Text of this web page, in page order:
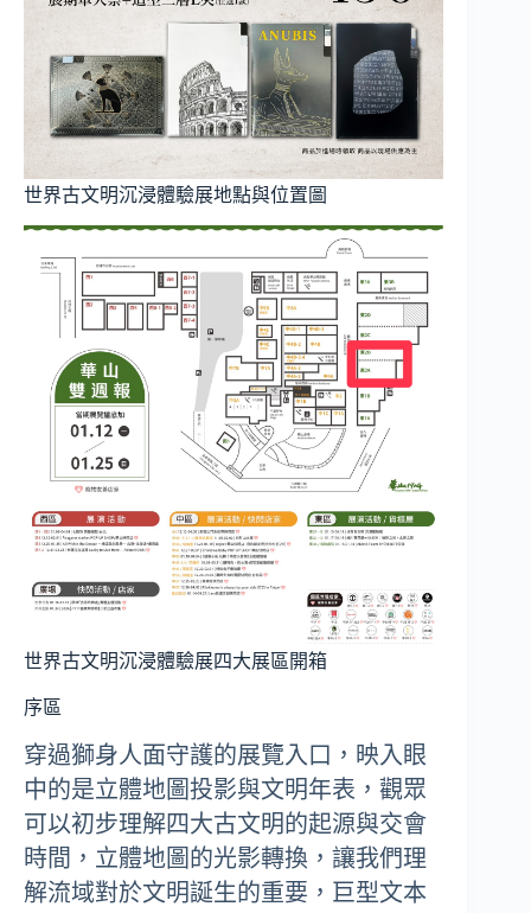
世界古文明沉浸體驗展地點與位置圖
世界古文明沉浸體驗展四大展區開箱
序區
穿過獅身人面守護的展覽入口，映入眼
中的是立體地圖投影與文明年表，觀眾
可以初步理解四大古文明的起源與交會
時間，立體地圖的光影轉換，讓我們理
解流域對於文明誕生的重要，巨型文本